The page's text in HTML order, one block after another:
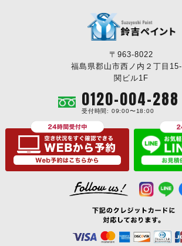
〒963-8022
福島県郡山市西ノ内２丁目
関ビル1F
0120-004-288
受付時間: 09:00〜18:00